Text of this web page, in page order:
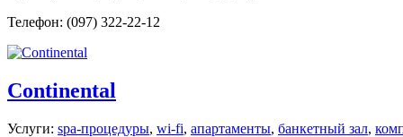
Телефон: (097) 322-22-12
Continental
Услуги: spa-процедуры, wi-fi, апартаменты, банкетный зал,